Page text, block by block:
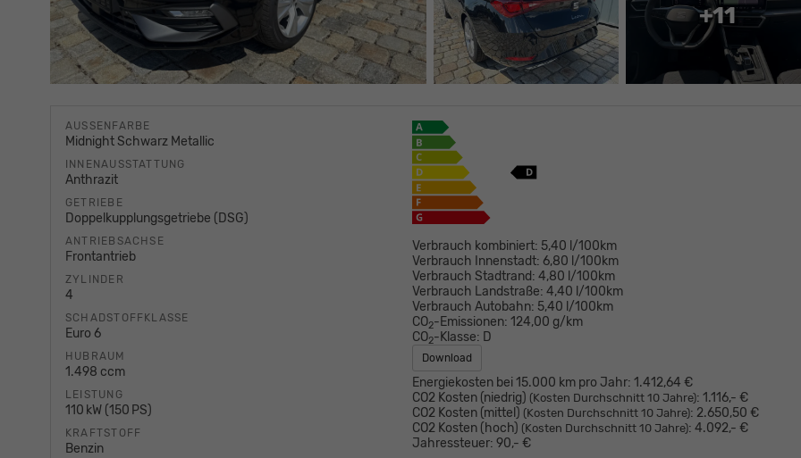
+11
AUSSENFARBE
Midnight Schwarz Metallic
INNENAUSSTATTUNG
Anthrazit
GETRIEBE
Doppelkupplungsgetriebe (DSG)
ANTRIEBSACHSE
Frontantrieb
ZYLINDER
4
SCHADSTOFFKLASSE
Euro 6
HUBRAUM
1.498 ccm
LEISTUNG
110 kW (150 PS)
KRAFTSTOFF
Benzin
Verbrauch kombiniert: 5,40 l/100km
Verbrauch Innenstadt: 6,80 l/100km
Verbrauch Stadtrand: 4,80 l/100km
Verbrauch Landstraße: 4,40 l/100km
Verbrauch Autobahn: 5,40 l/100km
CO2-Emissionen: 124,00 g/km
CO2-Klasse: D
Download
Energiekosten bei 15.000 km pro Jahr: 1.412,64 €
CO2 Kosten (niedrig) (Kosten Durchschnitt 10 Jahre): 1.116,- €
CO2 Kosten (mittel) (Kosten Durchschnitt 10 Jahre): 2.650,50 €
CO2 Kosten (hoch) (Kosten Durchschnitt 10 Jahre): 4.092,- €
Jahressteuer: 90,- €